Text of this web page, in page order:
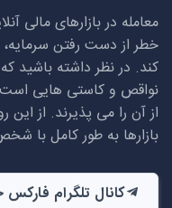
معامله در بازارهای مالی
خطر از دست رفتن سرمایه،
کند. در نظر داشته باشید
نواقص و کاستی هایی است
از آن را می پذیرند. از
بازارها به طور کامل با
کانال تلگرام